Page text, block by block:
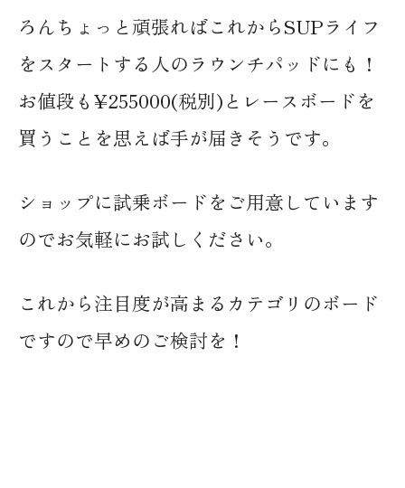
ろんちょっと頑張ればこれからSUPライフ
をスタートする人のラウンチパッドにも！
お値段も¥255000(税別)とレースボードを
買うことを思えば手が届きそうです。
ショップに試乗ボードをご用意しています
のでお気軽にお試しください。
これから注目度が高まるカテゴリのボード
ですので早めのご検討を！